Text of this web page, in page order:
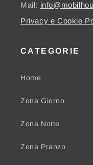
Mail:
Privacy e Cookie
CATEGORIE
Home
Zona Giorno
Zona Notte
Zona Pranzo